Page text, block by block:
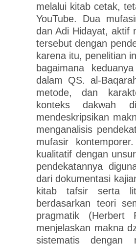
melalui kitab cetak,
YouTube. Dua
dan Adi Hidayat, aktif
tersebut dengan
karena itu, penelitian
bagaimana
dalam QS. al-
metode, dan
konteks dakwah
mendeskripsikan
menganalisis
mufasir
kualitatif dengan
pendekatannya
dari dokumentasi
kitab tafsir serta
berdasarkan teori
pragmatik
menjelaskan makna
sistematis dengan